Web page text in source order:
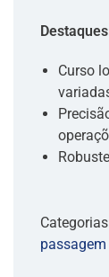
Curso
passagem